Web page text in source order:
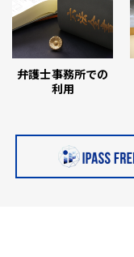
弁護士事務所での
利用